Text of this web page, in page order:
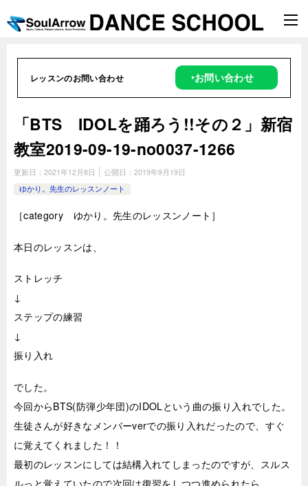
レッスンのお問い合わせ ‣お問い合わせ
「BTS IDOLを踊ろう!!その２」新宿
教室2019-09-19-no0037-1266
更新日： 2021年12月8日 公開日： 2019年9月19日
ゆかり。先生のレッスンノート
［category ゆかり。先生のレッスンノート］
本日のレッスンは、
ストレッチ
↓
ステップの練習
↓
振り入れ
でした。
今回からBTS(防弾少年団)のIDOLという曲の振り入れでした。
生徒さんが好きなメンバーverでの振り入れだったので、すぐ
に覚えてくれました！！
最初のレッスンにしては結構入れてしまったのですが、スルス
ルっと覚えていたので次回は復習をしつつ進められたら